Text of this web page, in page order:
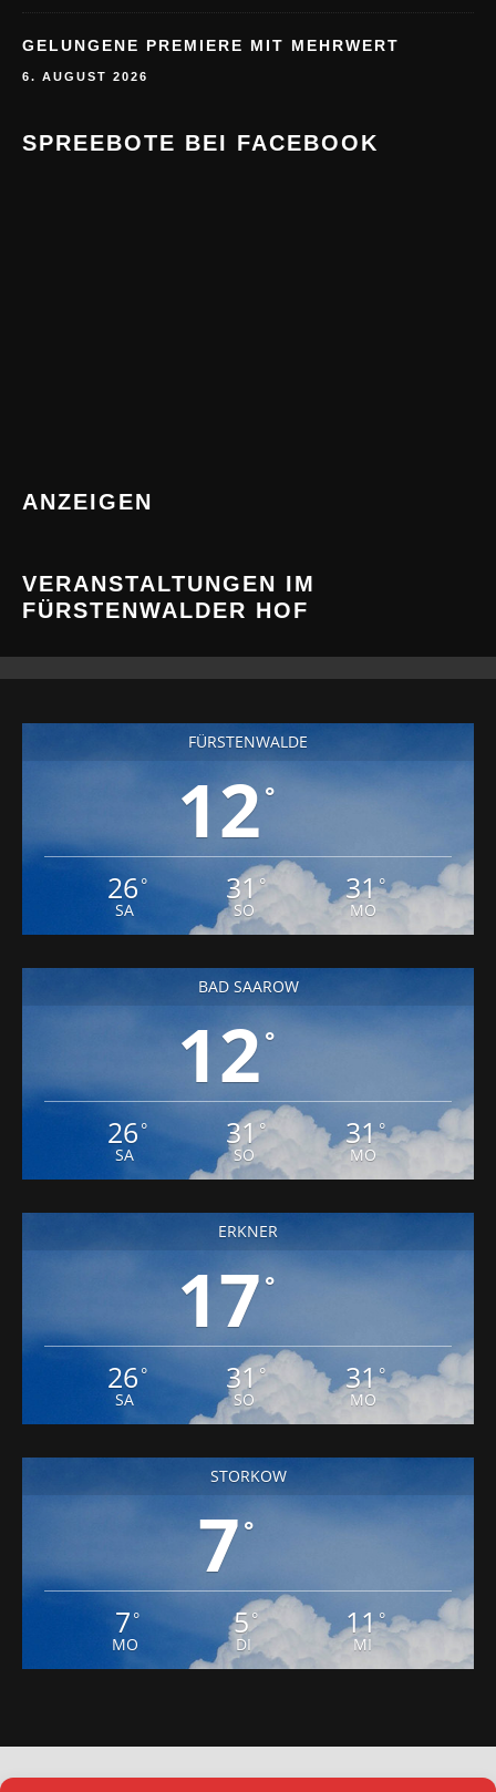
GELUNGENE PREMIERE MIT MEHRWERT
6. AUGUST 2026
SPREEBOTE BEI FACEBOOK
ANZEIGEN
VERANSTALTUNGEN IM
FÜRSTENWALDER HOF
FÜRSTENWALDE
12 °
26 °
SA
31°
SO
31°
MO
BAD SAAROW
12 °
26 °
SA
31°
SO
31°
MO
ERKNER
17 °
26 °
SA
31°
SO
31°
MO
STORKOW
7°
7 °
MO
5°
DI
11°
MI